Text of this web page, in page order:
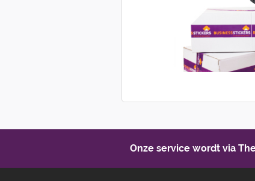
Onze service wordt via